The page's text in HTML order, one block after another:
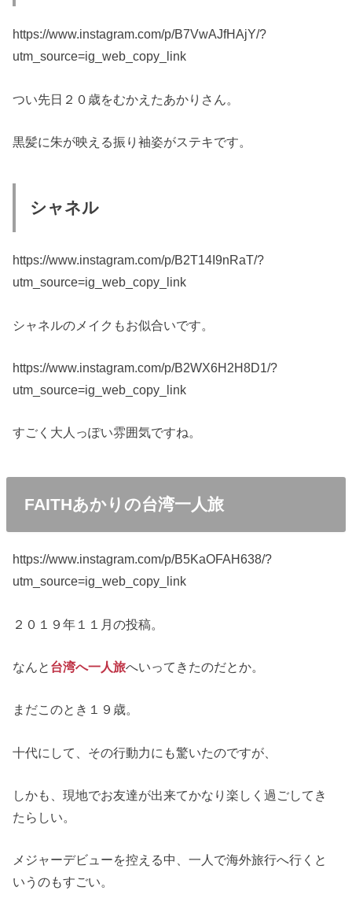
https://www.instagram.com/p/B7VwAJfHAjY/?
utm_source=ig_web_copy_link
つい先日２０歳をむかえたあかりさん。
黒髪に朱が映える振り袖姿がステキです。
シャネル
https://www.instagram.com/p/B2T14I9nRaT/?
utm_source=ig_web_copy_link
シャネルのメイクもお似合いです。
https://www.instagram.com/p/B2WX6H2H8D1/?
utm_source=ig_web_copy_link
すごく大人っぽい雰囲気ですね。
FAITHあかりの台湾一人旅
https://www.instagram.com/p/B5KaOFAH638/?
utm_source=ig_web_copy_link
２０１９年１１月の投稿。
なんと 台湾へ一人旅へいってきたのだとか。
まだこのとき１９歳。
十代にして、その行動力にも驚いたのですが、
しかも、現地でお友達が出来てかなり楽しく過ごしてき
たらしい。
メジャーデビューを控える中、一人で海外旅行へ行くと
いうのもすごい。